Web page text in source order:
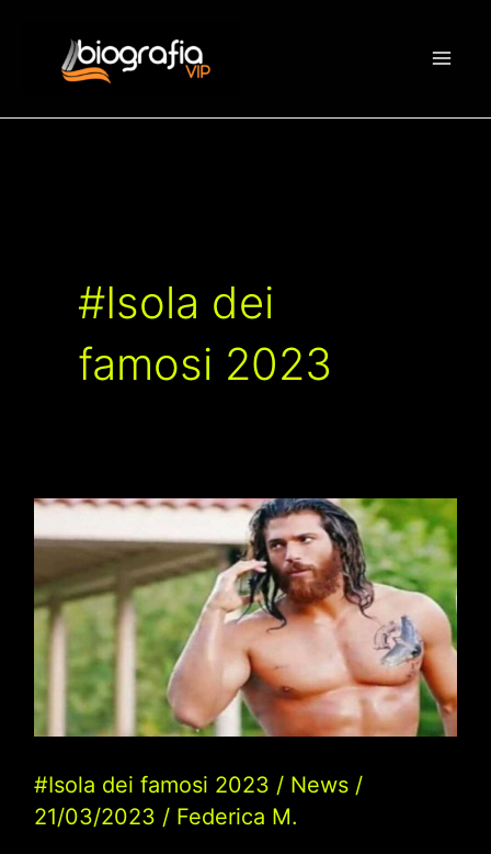
contenuto
#Isola dei
famosi 2023
#Isola dei famosi 2023 / News/
21/03/2023 / Federica M.